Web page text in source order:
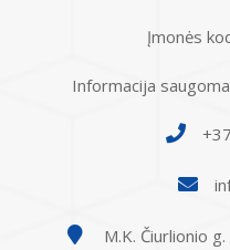
Įmonės
Informacija
M.K. Čiurlionio